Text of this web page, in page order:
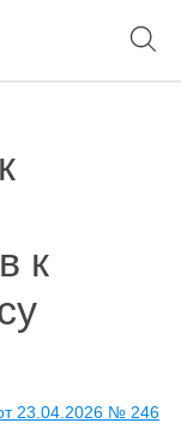
к
23.04.2026 № 246